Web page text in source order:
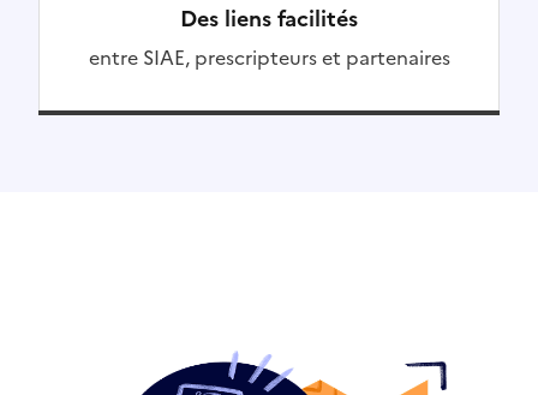
Des liens facilités
entre SIAE, prescripteurs et partenaires